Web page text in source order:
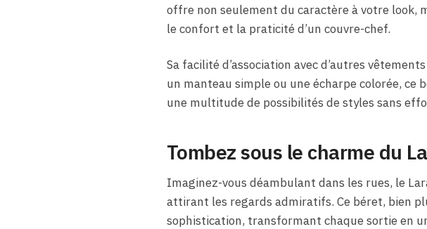
offre non seulement du caractère à votre look,
le confort et la praticité d’un couvre-chef.
Sa facilité d’association avec d’autres
un manteau simple ou une écharpe colorée,
une multitude de possibilités de styles sans
Tombez sous le charme du
Imaginez-vous déambulant dans les rues, le
attirant les regards admiratifs. Ce béret, bien
sophistication, transformant chaque sortie en